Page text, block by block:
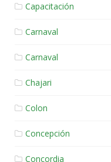
Capacitación
Carnaval
Carnaval
Chajari
Colon
Concepción
Concordia